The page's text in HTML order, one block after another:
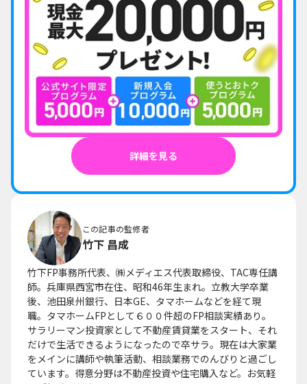
詳細を見る
この記事の監修者
竹下 昌成
竹下FP事務所代表、㈱メディエス代表取締役、TAC専任講
師。兵庫県西宮市在住、昭和46年生まれ。立教大学卒業
後、池田泉州銀行、日本GE、タマホームなどを経て現
職。タマホームFPとして６００件超のFP相談実績あり。
サラリーマン投資家として不動産賃貸業をスタート、それ
だけで生活できるようになったので卒サラ。現在は大家業
をメインに講師や執筆活動、相談業務でのんびりと過ごし
ています。得意分野は不動産投資や住宅購入など。お気軽